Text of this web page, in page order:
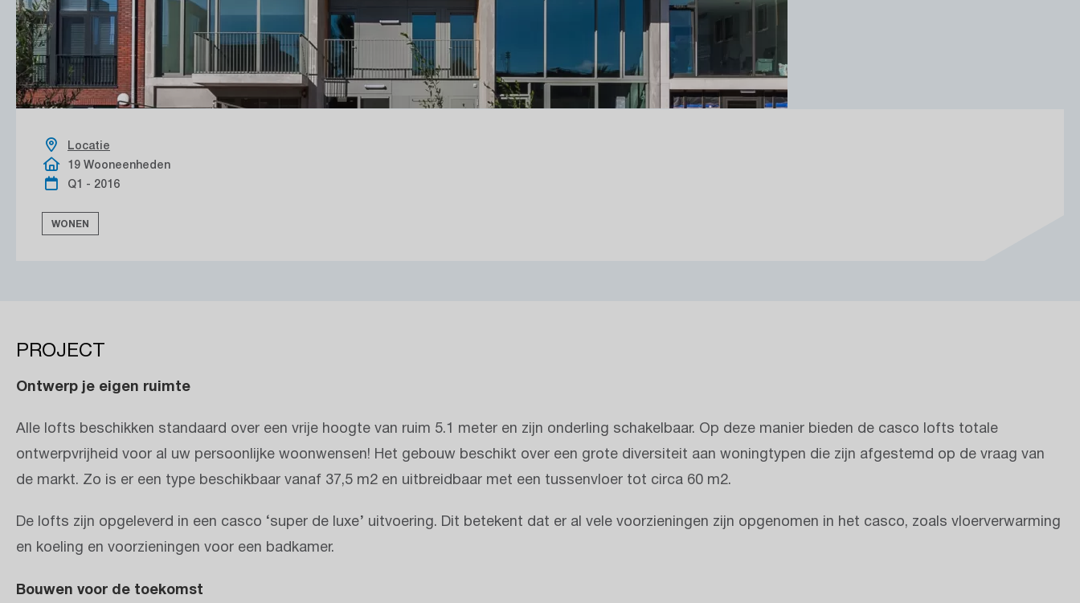
Locatie
19 Wooneenheden
Q1 - 2016
WONEN
PROJECT
Ontwerp je eigen ruimte
Alle lofts beschikken standaard over een vrije hoogte van ruim 5.1 meter en zijn onderling schakelbaar. Op deze manier bieden de casco lofts totale
ontwerpvrijheid voor al uw persoonlijke woonwensen! Het gebouw beschikt over een grote diversiteit aan woningtypen die zijn afgestemd op de vraag van
de markt. Zo is er een type beschikbaar vanaf 37,5 m2 en uitbreidbaar met een tussenvloer tot circa 60 m2.
De lofts zijn opgeleverd in een casco ‘super de luxe’ uitvoering. Dit betekent dat er al vele voorzieningen zijn opgenomen in het casco, zoals vloerverwarming
en koeling en voorzieningen voor een badkamer.
Bouwen voor de toekomst